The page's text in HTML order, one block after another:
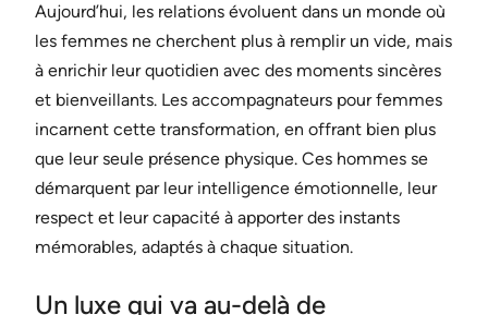
Aujourd’hui, les relations évoluent dans un monde où
les femmes ne cherchent plus à remplir un vide, mais
à enrichir leur quotidien avec des moments sincères
et bienveillants. Les accompagnateurs pour femmes
incarnent cette transformation, en offrant bien plus
que leur seule présence physique. Ces hommes se
démarquent par leur intelligence émotionnelle, leur
respect et leur capacité à apporter des instants
mémorables, adaptés à chaque situation.
Un luxe qui va au-delà de